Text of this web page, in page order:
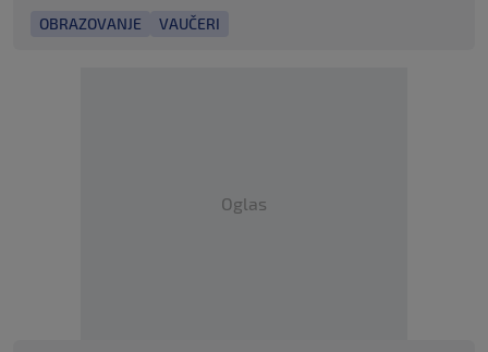
OBRAZOVANJE VAUČERI
Oglas